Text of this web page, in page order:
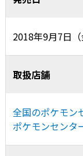
2018年9月7日（
取扱店舗
全国のポケモン
ポケモンセンタ